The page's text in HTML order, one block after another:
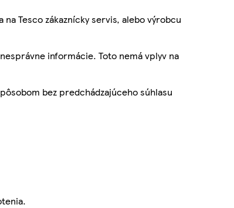
Tesco zákaznícky servis, alebo výrobcu
informácie. Toto nemá vplyv na
bez predchádzajúceho súhlasu